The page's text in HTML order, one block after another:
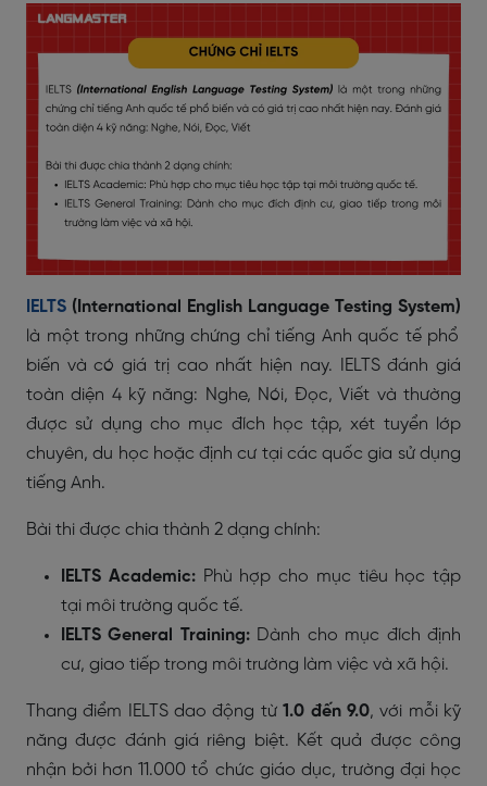
IELTS (International English Language Testing System)
là một trong những chứng chỉ tiếng Anh quốc tế phổ
biến và có giá trị cao nhất hiện nay. IELTS đánh giá
toàn diện 4 kỹ năng: Nghe, Nói, Đọc, Viết và thường
được sử dụng cho mục đích học tập, xét tuyển lớp
chuyên, du học hoặc định cư tại các quốc gia sử dụng
tiếng Anh.
Bài thi được chia thành 2 dạng chính:
IELTS Academic:Phù hợp cho mục tiêu học tập
tại môi trường quốc tế.
IELTS General Training:Dành cho mục đích định
cư, giao tiếp trong môi trường làm việc và xã hội.
Thang điểm IELTS dao động từ1.0 đến 9.0, với mỗi kỹ
năng được đánh giá riêng biệt. Kết quả được công
nhận bởi hơn 11.000 tổ chức giáo dục, trường đại học